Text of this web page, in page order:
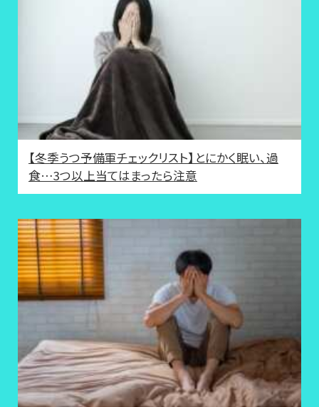
【冬季うつ予備軍チェックリスト】とにかく眠い、過
食…3つ以上当てはまったら注意